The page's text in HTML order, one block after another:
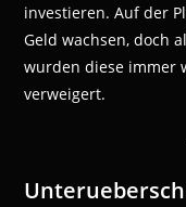
investieren. Auf der
Geld wachsen, doch
wurden diese immer
verweigert.